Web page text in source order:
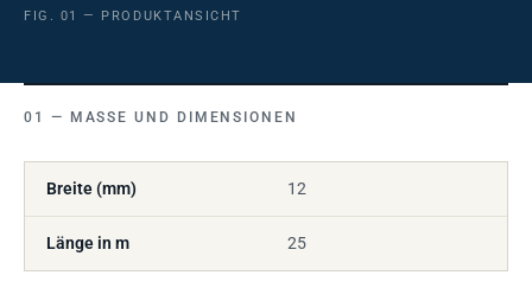
FIG. 01 — PRODUKTANSICHT
MASSE UND DIMENSIONEN
Breite (mm) 12
Länge in m 25